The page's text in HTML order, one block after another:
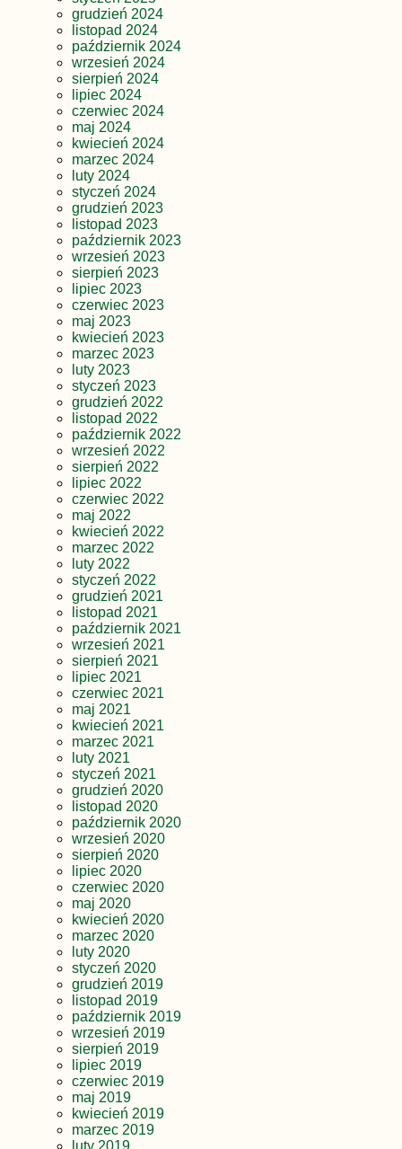
grudzień 2024
listopad 2024
październik 2024
wrzesień 2024
sierpień 2024
lipiec 2024
czerwiec 2024
maj 2024
kwiecień 2024
marzec 2024
luty 2024
styczeń 2024
grudzień 2023
listopad 2023
październik 2023
wrzesień 2023
sierpień 2023
lipiec 2023
czerwiec 2023
maj 2023
kwiecień 2023
marzec 2023
luty 2023
styczeń 2023
grudzień 2022
listopad 2022
październik 2022
wrzesień 2022
sierpień 2022
lipiec 2022
czerwiec 2022
maj 2022
kwiecień 2022
marzec 2022
luty 2022
styczeń 2022
grudzień 2021
listopad 2021
październik 2021
wrzesień 2021
sierpień 2021
lipiec 2021
czerwiec 2021
maj 2021
kwiecień 2021
marzec 2021
luty 2021
styczeń 2021
grudzień 2020
listopad 2020
październik 2020
wrzesień 2020
sierpień 2020
lipiec 2020
czerwiec 2020
maj 2020
kwiecień 2020
marzec 2020
luty 2020
styczeń 2020
grudzień 2019
listopad 2019
październik 2019
wrzesień 2019
sierpień 2019
lipiec 2019
czerwiec 2019
maj 2019
kwiecień 2019
marzec 2019